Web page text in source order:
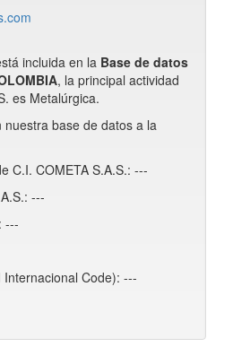
incluida en la Base de datos
, la principal actividad
es Metalúrgica.
nuestra base de datos a la
C.I. COMETA S.A.S.: ---
---
---
Code): ---